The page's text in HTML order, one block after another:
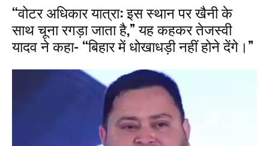
“वोटर अधिकार यात्रा: इस स्थान पर खैनी के
साथ चूना रगड़ा जाता है,” यह कहकर तेजस्वी
यादव ने कहा- “बिहार में धोखाधड़ी नहीं होने देंगे।”